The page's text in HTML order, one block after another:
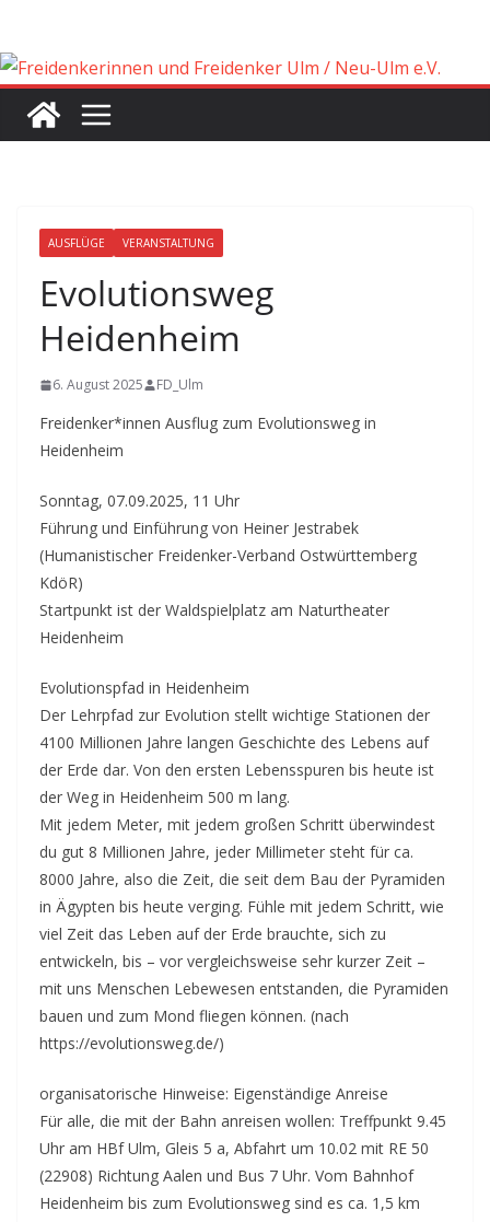
springen
AUSFLÜGE VERANSTALTUNG
Evolutionsweg
Heidenheim
6. August 2025 FD_Ulm
Freidenker*innen Ausflug zum Evolutionsweg in
Heidenheim
Sonntag, 07.09.2025, 11 Uhr
Führung und Einführung von Heiner Jestrabek
(Humanistischer Freidenker-Verband Ostwürttemberg
KdöR)
Startpunkt ist der Waldspielplatz am Naturtheater
Heidenheim
Evolutionspfad in Heidenheim
Der Lehrpfad zur Evolution stellt wichtige Stationen der
4100 Millionen Jahre langen Geschichte des Lebens auf
der Erde dar. Von den ersten Lebensspuren bis heute ist
der Weg in Heidenheim 500 m lang.
Mit jedem Meter, mit jedem großen Schritt überwindest
du gut 8 Millionen Jahre, jeder Millimeter steht für ca.
8000 Jahre, also die Zeit, die seit dem Bau der Pyramiden
in Ägypten bis heute verging. Fühle mit jedem Schritt, wie
viel Zeit das Leben auf der Erde brauchte, sich zu
entwickeln, bis – vor vergleichsweise sehr kurzer Zeit –
mit uns Menschen Lebewesen entstanden, die Pyramiden
bauen und zum Mond fliegen können. (nach
https://evolutionsweg.de/)
organisatorische Hinweise: Eigenständige Anreise
Für alle, die mit der Bahn anreisen wollen: Treffpunkt 9.45
Uhr am HBf Ulm, Gleis 5 a, Abfahrt um 10.02 mit RE 50
(22908) Richtung Aalen und Bus 7 Uhr. Vom Bahnhof
Heidenheim bis zum Evolutionsweg sind es ca. 1,5 km